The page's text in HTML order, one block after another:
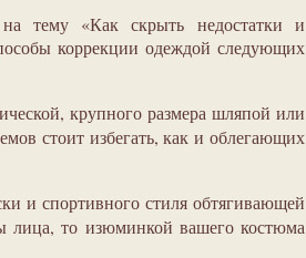
тему «Как скрыть недостатки и
коррекции одеждой следующих
крупного размера шляпой или
стоит избегать, как и облегающих
и спортивного стиля обтягивающей
то изюминкой вашего костюма